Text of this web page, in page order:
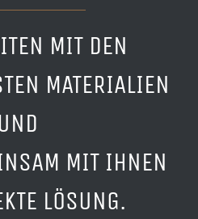
MIT DEN
MATERIALIEN
MIT IHNEN
LÖSUNG.